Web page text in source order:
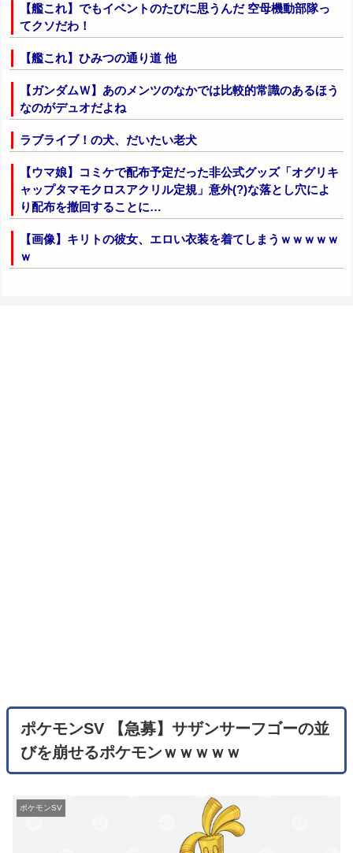
【艦これ】でもイベントのたびに思うんだ 空母機動部隊っ
てクソだわ！
【艦これ】ひみつの通り道 他
【ガンダムＷ】あのメンツのなかでは比較的常識のあるほう
なのがデュオだよね
ラブライブ！の犬、だいたい老犬
【ウマ娘】コミケで配布予定だった非公式グッズ「オグリキ
ャップタマモクロスアクリル定規」意外(?)な落とし穴によ
り配布を撤回することに…
【画像】キリトの彼女、エロい衣装を着てしまうｗｗｗｗｗ
ｗ
ポケモンSV 【急募】サザンサーフゴーの並
びを崩せるポケモンｗｗｗｗｗ
ポケモンSV